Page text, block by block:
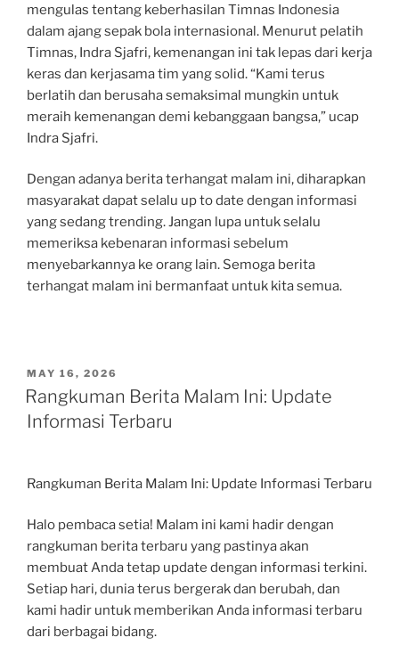
mengulas tentang keberhasilan Timnas Indonesia
dalam ajang sepak bola internasional. Menurut pelatih
Timnas, Indra Sjafri, kemenangan ini tak lepas dari kerja
keras dan kerjasama tim yang solid. “Kami terus
berlatih dan berusaha semaksimal mungkin untuk
meraih kemenangan demi kebanggaan bangsa,” ucap
Indra Sjafri.
Dengan adanya berita terhangat malam ini, diharapkan
masyarakat dapat selalu up to date dengan informasi
yang sedang trending. Jangan lupa untuk selalu
memeriksa kebenaran informasi sebelum
menyebarkannya ke orang lain. Semoga berita
terhangat malam ini bermanfaat untuk kita semua.
POSTED
ON
MAY 16, 2026
Rangkuman Berita Malam Ini: Update
Informasi Terbaru
Rangkuman Berita Malam Ini: Update Informasi Terbaru
Halo pembaca setia! Malam ini kami hadir dengan
rangkuman berita terbaru yang pastinya akan
membuat Anda tetap update dengan informasi terkini.
Setiap hari, dunia terus bergerak dan berubah, dan
kami hadir untuk memberikan Anda informasi terbaru
dari berbagai bidang.